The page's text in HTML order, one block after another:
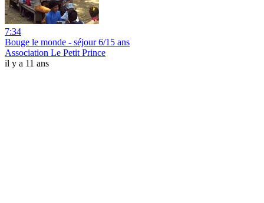
7:34
Bouge le monde - séjour 6/15 ans
Association Le Petit Prince
il y a 11 ans